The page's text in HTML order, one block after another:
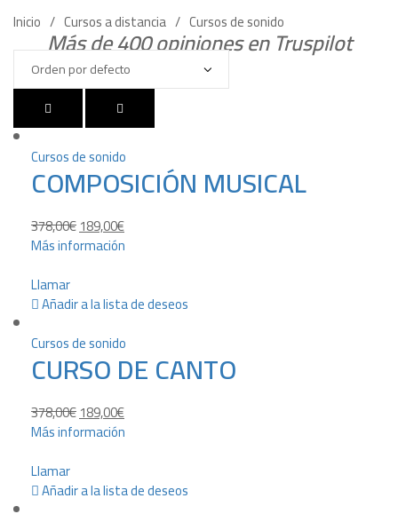
Inicio
Cursos a distancia Cursos de sonido
Más de 400 opiniones en Truspilot
Cursos de sonido
COMPOSICIÓN MUSICAL
378,00€189,00€
Más información
Llamar
Añadir a la lista de deseos
Cursos de sonido
CURSO DE CANTO
378,00€189,00€
Más información
Llamar
Añadir a la lista de deseos